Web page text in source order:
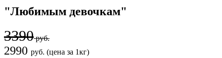
"Любимым девочкам"
3390руб.
2990 руб. (цена за 1кг)